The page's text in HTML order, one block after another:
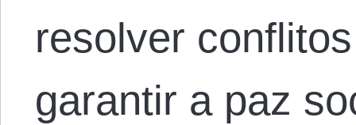
resolver
garantir a paz